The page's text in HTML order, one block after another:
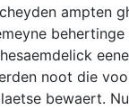
ampten
noot die
bewaert.